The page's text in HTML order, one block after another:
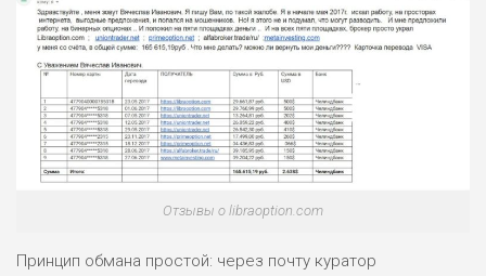
Отзывы о libraoption.com
Принцип обмана простой: через почту куратор